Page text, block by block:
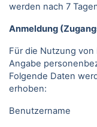
werden nach 7
Anmeldung
Für die Nutzung
Angabe
Folgende Daten
erhoben:
Benutzername